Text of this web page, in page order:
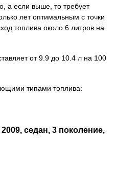
а если выше, то требует
лет оптимальным с точки
топлива около 6 литров на
от 9.9 до 10.4 л на 100
типами топлива:
седан, 3 поколение,